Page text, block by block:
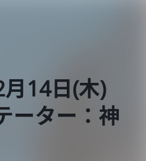
14日(木)
ーター：神